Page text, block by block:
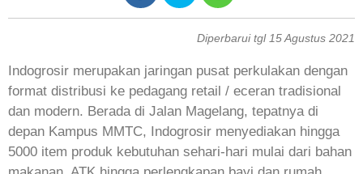
Diperbarui tgl 15 Agustus 2021
Indogrosir merupakan jaringan pusat perkulakan dengan
format distribusi ke pedagang retail / eceran tradisional
dan modern. Berada di Jalan Magelang, tepatnya di
depan Kampus MMTC, Indogrosir menyediakan hingga
5000 item produk kebutuhan sehari-hari mulai dari bahan